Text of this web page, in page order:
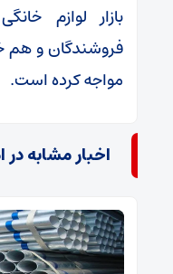
بازار لوازم
فروشندگان و هم
مواجه کرده است.
اخبار مشابه در